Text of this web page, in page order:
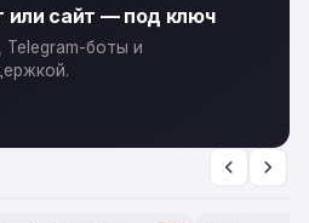
или сайт — под ключ
Telegram-боты и